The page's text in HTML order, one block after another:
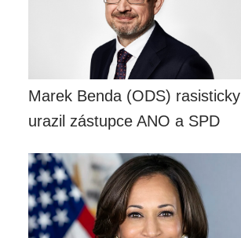
Marek Benda (ODS) rasisticky
urazil zástupce ANO a SPD